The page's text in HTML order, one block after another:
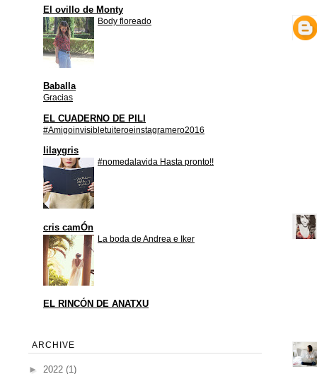
El ovillo de Monty
Body floreado
Baballa
Gracias
EL CUADERNO DE PILI
#Amigoinvisibletuiteroeinstagramero2016
lilaygris
#nomedalavida Hasta pronto!!
cris camÓn
La boda de Andrea e Iker
EL RINCÓN DE ANATXU
ARCHIVE
► 2022 (1)